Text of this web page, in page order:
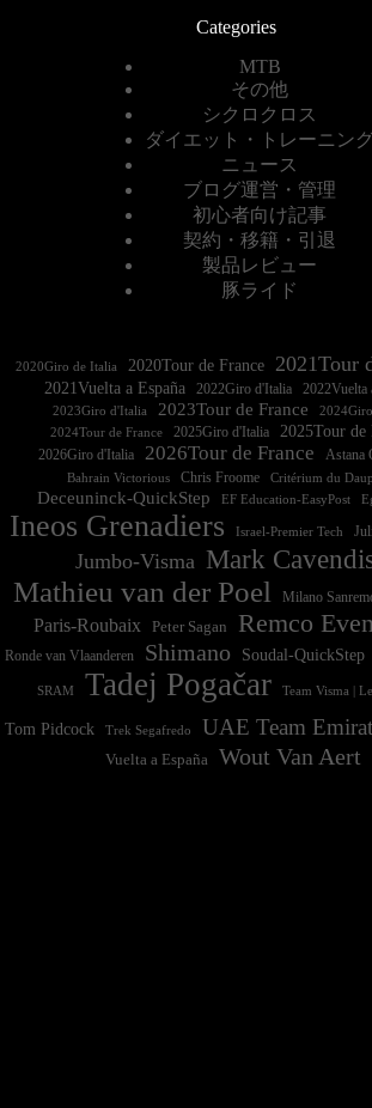
Categories
MTB
その他
シクロクロス
ダイエット・トレーニン
ニュース
ブログ運営・管理
初心者向け記事
契約・移籍・引退
製品レビュー
豚ライド
2020Giro de Italia 2020Tour de France 2021Tour
2021Vuelta a España 2022Vuelta
2023Giro d'Italia 2023Tour de France
2024Tour de France
2025Giro d'Italia 2025Tour de
2026Giro d'Italia 2026Tour de France Astana
Bahrain Victorious Chris Froome Critérium du
Deceuninck-QuickStep EF Education-EasyPost
Ineos Grenadiers Israel-Premier Tech
Jumbo-Visma Mark
Mathieu van der Poel Milano
Paris-Roubaix
Peter Sagan Remco
Ronde van Vlaanderen Shimano Soudal-QuickStep
SRAM Tadej Pogačar Team Visma |
Tom Pidcock Trek Segafredo UAE Team
Vuelta a España Wout Van Aert